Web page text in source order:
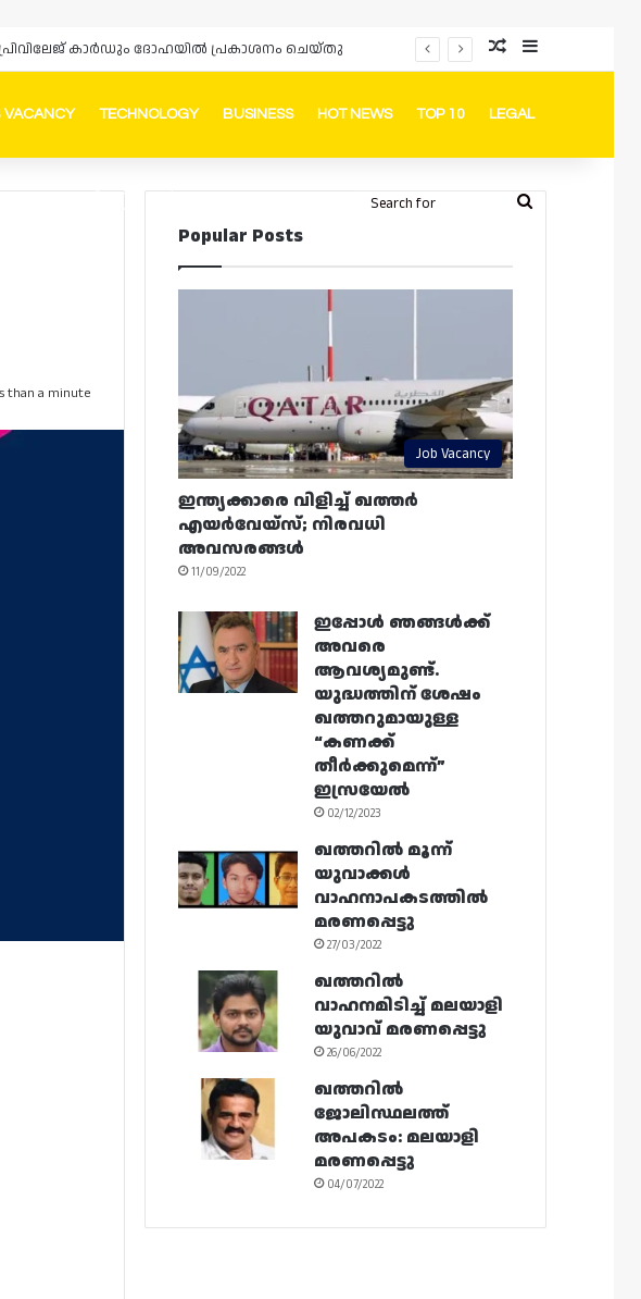
പ്രിവിലേജ് കാർഡും ദോഹയിൽ പ്രകാശനം ചെയ്തു Random Article
Sidebar
VACANCY TECHNOLOGY BUSINESS HOT NEWS TOP 10 LEGAL
FacebookInstagram
Telegram
Whatsapp Random Article
Switch skin
Search
than a minute
Popular Posts
Job Vacancy
ഇന്ത്യക്കാരെ വിളിച്ച് ഖത്തർ
എയർവേയ്‌സ്; നിരവധി
അവസരങ്ങൾ
11/09/2022
ഇപ്പോൾ ഞങ്ങൾക്ക്
അവരെ
ആവശ്യമുണ്ട്.
യുദ്ധത്തിന് ശേഷം
ഖത്തറുമായുള്ള
“കണക്ക്
തീർക്കുമെന്ന്”
ഇസ്രയേൽ
02/12/2023
ഖത്തറിൽ മൂന്ന്
യുവാക്കൾ
വാഹനാപകടത്തിൽ
മരണപ്പെട്ടു
27/03/2022
ഖത്തറിൽ
വാഹനമിടിച്ച് മലയാളി
യുവാവ് മരണപ്പെട്ടു
26/06/2022
ഖത്തറിൽ
ജോലിസ്ഥലത്ത്
അപകടം: മലയാളി
മരണപ്പെട്ടു
04/07/2022